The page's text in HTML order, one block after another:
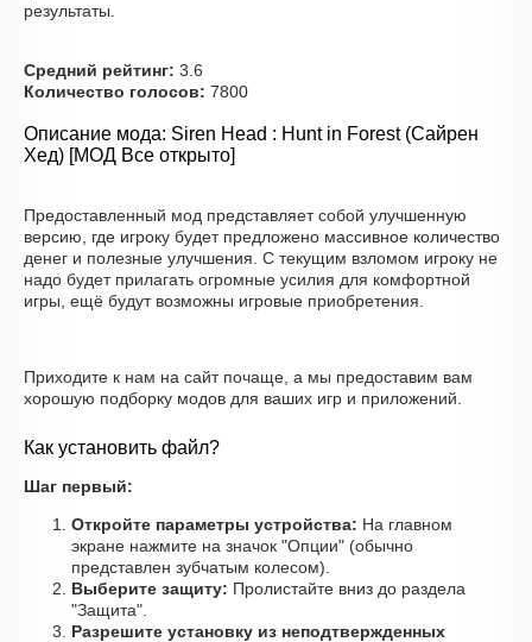
результаты.
Средний рейтинг: 3.6
Количество голосов: 7800
Описание мода: Siren Head : Hunt in Forest (Сайрен
Хед) [МОД Все открыто]
Предоставленный мод представляет собой улучшенную
версию, где игроку будет предложено массивное количество
денег и полезные улучшения. С текущим взломом игроку не
надо будет прилагать огромные усилия для комфортной
игры, ещё будут возможны игровые приобретения.
Приходите к нам на сайт почаще, а мы предоставим вам
хорошую подборку модов для ваших игр и приложений.
Как установить файл?
Шаг первый:
Откройте параметры устройства: На главном
экране нажмите на значок "Опции" (обычно
представлен зубчатым колесом).
Выберите защиту: Пролистайте вниз до раздела
"Защита".
Разрешите установку из неподтвержденных